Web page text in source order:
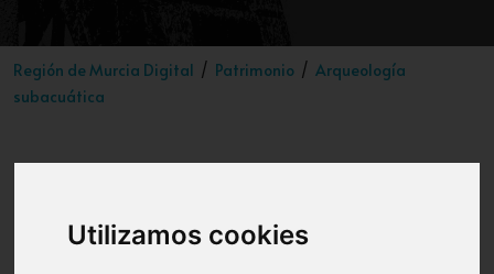
Utilizamos cookies
Región de Murcia Digital Patrimonio
Arqueología
subacuática